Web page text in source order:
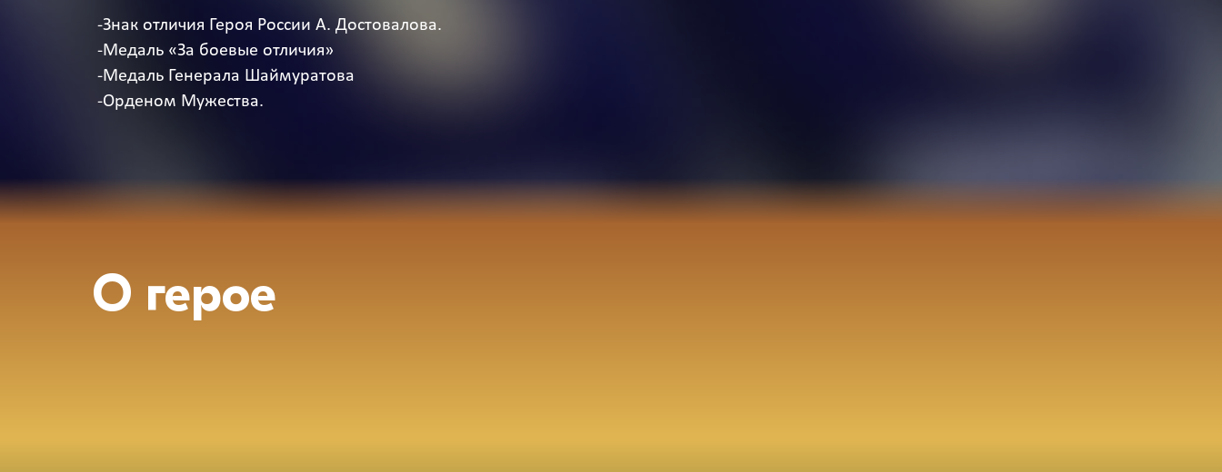
-Знак отличия Героя России А. Достовалова.
-Медаль «За боевые отличия»
-Медаль Генерала Шаймуратова
-Орденом Мужества.
О герое